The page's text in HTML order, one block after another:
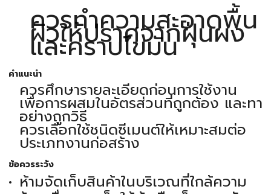
ควรทำความสะอาดพื้น
ผิวให้ปราศจากฝุ่นผง
และคราบไขมัน
คำแนะนำ
ควรศึกษารายละเอียดก่อนการใช้งาน
เพื่อการผสมในอัตรส่วนที่ถูกต้อง และทา
อย่างถูกวิธี
ควรเลือกใช้ชนิดซีเมนต์ให้เหมาะสมต่อ
ประเภทงานก่อสร้าง
ข้อควรระวัง
ห้ามจัดเก็บสินค้าในบริเวณที่ใกล้ความ